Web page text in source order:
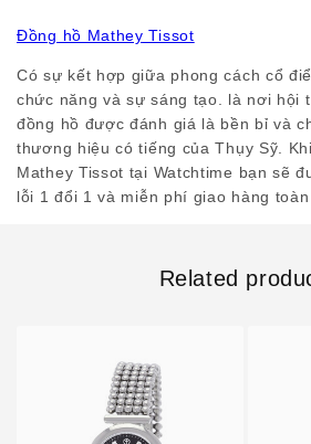
Đồng hồ Mathey Tissot
Có sự kết hợp giữa phong cách cổ
chức năng và sự sáng tạo. là nơi hội
đồng hồ được đánh giá là bền bỉ và
thương hiệu có tiếng của Thụy Sỹ.
Mathey Tissot tại Watchtime bạn sẽ
lỗi 1 đổi 1 và miễn phí giao hàng
Related